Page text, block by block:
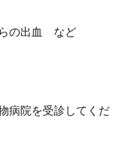
の出血 など
病院を受診してくだ